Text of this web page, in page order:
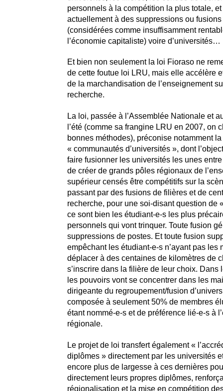
personnels à la compétition la plus totale, et
actuellement à des suppressions ou
(considérées comme insuffisamment
l’économie capitaliste) voire d’universités…
Et bien non seulement la loi Fioraso ne
de cette foutue loi LRU, mais elle accélère
de la marchandisation de l’enseignement
recherche.
La loi, passée à l’Assemblée Nationale et
l’été (comme sa frangine LRU en 2007, on
bonnes méthodes), préconise notamment
« communautés d’universités », dont
faire fusionner les universités les unes
de créer de grands pôles régionaux de
supérieur censés être compétitifs sur la
passant par des fusions de filières et de
recherche, pour une soi-disant question de
ce sont bien les étudiant-e-s les plus
personnels qui vont trinquer. Toute fusion
suppressions de postes. Et toute fusion
empêchant les étudiant-e-s n’ayant pas les
déplacer à des centaines de kilomètres de
s’inscrire dans la filière de leur choix. Dans
les pouvoirs vont se concentrer dans les
dirigeante du regroupement/fusion
composée à seulement 50% de membres
étant nommé-e-s et de préférence lié-e-s à
régionale.
Le projet de loi transfert également «
diplômes » directement par les universités
encore plus de largesse à ces dernières
directement leurs propres diplômes,
régionalisation et la mise en compétition